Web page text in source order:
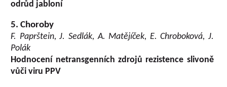
odrůd jabloní
5. Choroby
F. Paprštein, J. Sedlák, A. Matějíček, E. Chroboková, J.
Polák
Hodnocení netransgenních zdrojů rezistence slivoně
vůči viru PPV